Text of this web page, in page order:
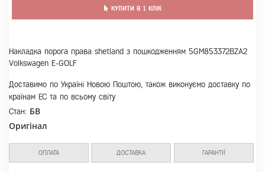
КУПИТИ В 1 КЛІК
Накладка порога права shetland з пошкодженням 5GM853372BZA2
Volkswagen E-GOLF
Доставимо по Україні Новою Поштою, також виконуємо доставку по
країнам ЕС та по всьому світу
Стан: БВ
Оригінал
ОПЛАТА ДОСТАВКА ГАРАНТІЇ